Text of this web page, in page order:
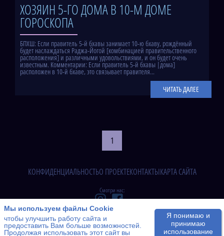
ХОЗЯИН 5-ГО ДОМА В 10-М ДОМЕ
ГОРОСКОПА
БПХШ: Если правитель 5-й бхавы занимает 10-ю бхаву, рождённый
будет наслаждаться Раджа-Йогой [комбинацией правительственного
расположения] и различными удовольствиями, и он будет очень
известным. Комментарии: Если правитель 5-й бхавы |дома]
расположен в 10-й бхаве, это связывает правителя...
ЧИТАТЬ ДАЛЕЕ
1
КОНФИДЕНЦИАЛЬНОСТЬО ПРОЕКТЕКОНТАКТЫКАРТА САЙТА
Смотри нас:
All rights reserved. AstroJyotish.info, 2026.
Мы используем файлы Cookie
чтобы улучшить работу сайта и
предоставить Вам больше возможностей.
Продолжая использовать этот сайт вы
Я понимаю и
принимаю
использование